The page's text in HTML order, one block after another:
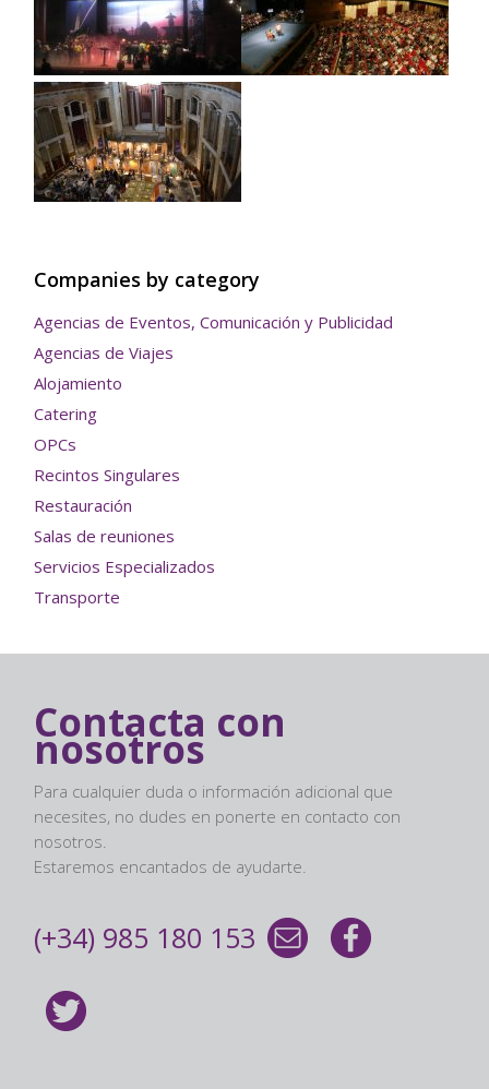
Companies by category
Agencias de Eventos, Comunicación y Publicidad
Agencias de Viajes
Alojamiento
Catering
OPCs
Recintos Singulares
Restauración
Salas de reuniones
Servicios Especializados
Transporte
Contacta con
nosotros
Para cualquier duda o información adicional que
necesites, no dudes en ponerte en contacto con
nosotros.
Estaremos encantados de ayudarte.
(+34) 985 180 153